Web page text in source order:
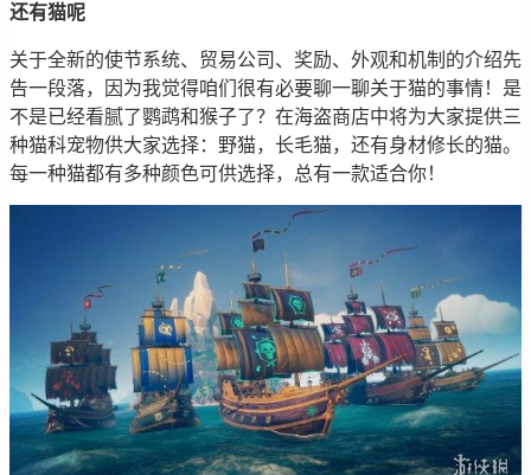
还有猫呢
关于全新的使节系统、贸易公司、奖励、外观和机制的介绍先
告一段落，因为我觉得咱们很有必要聊一聊关于猫的事情！是
不是已经看腻了鹦鹉和猴子了？在海盗商店中将为大家提供三
种猫科宠物供大家选择：野猫，长毛猫，还有身材修长的猫。
每一种猫都有多种颜色可供选择，总有一款适合你！